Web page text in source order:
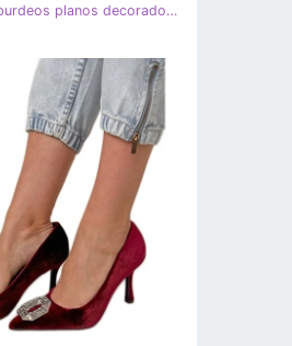
Flates de color burdeos planos decorados rojo